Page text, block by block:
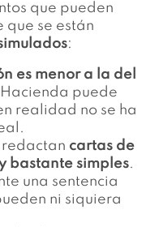
que pueden
que se están
:
es menor a la del
Hacienda puede
realidad no se ha
redactan cartas de
bastante simples.
una sentencia
ni siquiera